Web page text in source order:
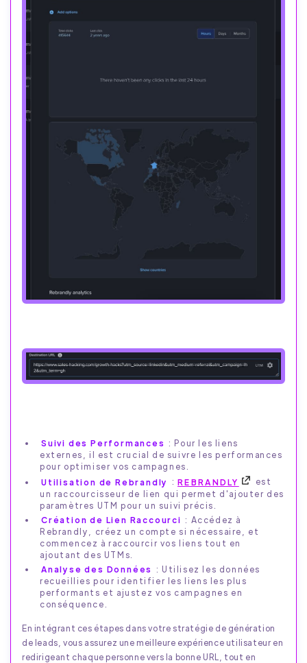
Suivi des Performances : Pour les liens
externes, il est crucial de suivre les performances
pour optimiser vos campagnes.
Utilisation de Rebrandly
:REBRANDLY
est
un raccourcisseur de lien qui permet d'ajouter des
paramètres UTM pour un suivi précis.
Création de Lien Raccourci : Accédez à
Rebrandly, créez un compte si nécessaire, et
commencez à raccourcir vos liens tout en
ajoutant des UTMs.
Analyse des Données
: Utilisez les données
recueillies pour identifier les liens les plus
performants et ajustez vos campagnes en
conséquence.
En intégrant ces étapes dans votre stratégie de génération
de leads, vous assurez une meilleure expérience utilisateur en
redirigeant chaque personne vers la bonne URL, tout en